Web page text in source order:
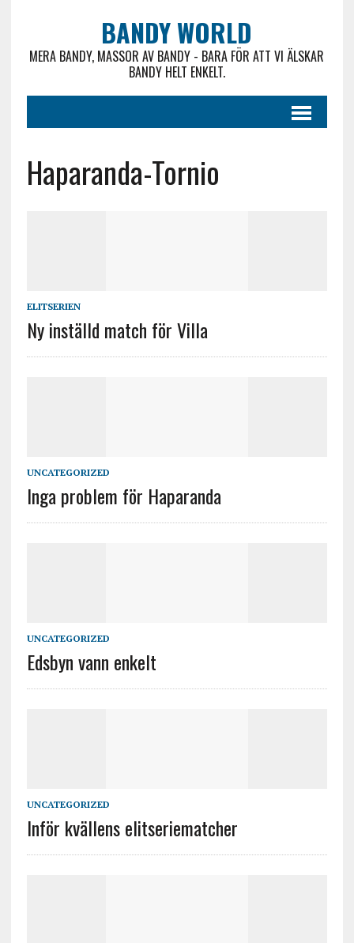
BANDY WORLD
MERA BANDY, MASSOR AV BANDY - BARA FÖR ATT VI ÄLSKAR
BANDY HELT ENKELT.
Haparanda-Tornio
ELITSERIEN
Ny inställd match för Villa
UNCATEGORIZED
Inga problem för Haparanda
UNCATEGORIZED
Edsbyn vann enkelt
UNCATEGORIZED
Inför kvällens elitseriematcher